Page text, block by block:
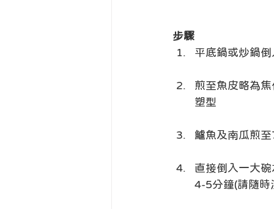
步驟
平底鍋或炒鍋
煎至魚皮略為
塑型
鱸魚及南瓜煎
直接倒入一大
4-5分鐘(請隨時